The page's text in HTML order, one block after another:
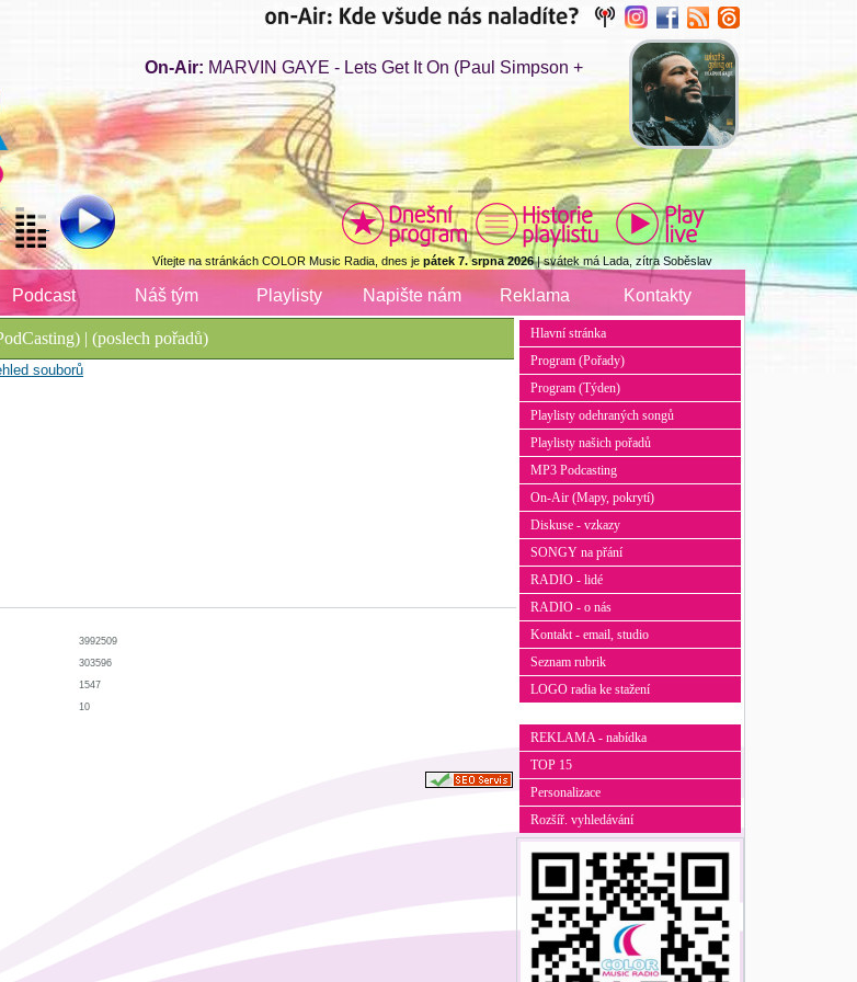
On-Air: MARVIN GAYE - Lets Get It On (Paul Simpson +
Vítejte na stránkách COLOR Music Radia, dnes je pátek 7. srpna 2026| svátek má Lada, zítra Soběslav
Podcast Náš tým Playlisty Napište nám Reklama Kontakty
| (poslech pořadů)
souborů
3992509
303596
1547
10
Hlavní stránka
Program (Pořady)
Program (Týden)
Playlisty odehraných songů
Playlisty našich pořadů
MP3 Podcasting
On-Air (Mapy, pokrytí)
Diskuse - vzkazy
SONGY na přání
RADIO - lidé
RADIO - o nás
Kontakt - email, studio
Seznam rubrik
LOGO radia ke stažení
REKLAMA - nabídka
TOP 15
Personalizace
Rozšíř. vyhledávání